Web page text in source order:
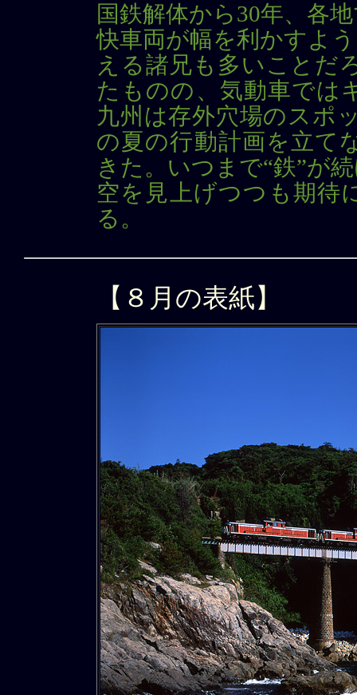
国鉄解体から30年、各
快車両が幅を利かすよ
える諸兄も多いことだ
たものの、気動車では
九州は存外穴場のスポ
の夏の行動計画を立て
きた。いつまで“鉄”が
空を見上げつつも期待
る。
【８月の表紙】